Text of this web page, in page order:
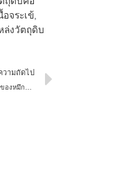
อจระเข้,
ล่งวัตถุดิบ
วามถัดไป